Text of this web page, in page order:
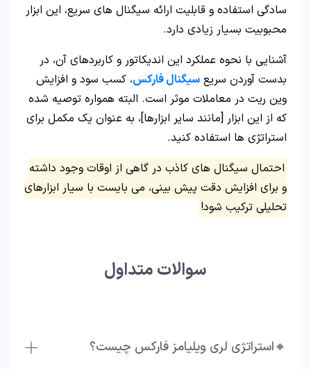
سادگی استفاده و قابلیت ارائه سیگنال های سریع، این ابزار
محبوبیت بسیار زیادی دارد.
آشنایی با نحوه عملکرد این اندیکاتور و کاربردهای آن، در
بدست آوردن سریع سیگنال فارکس، کسب سود و افزایش
وین ریت در معاملات موثر است. البته همواره توصیه شده
که از این ابزار [مانند سایر ابزارها]، به عنوان یک مکمل برای
استراتژی ها استفاده کنید.
احتمال سیگنال های کاذب در گاهی از اوقات وجود داشته
و برای افزایش دقت پیش بینی، می بایست با سیار ابزارهای
تحلیلی ترکیب شود!
سوالات متداول
🔸استراتژی لری ویلیامز فارکس چیست؟